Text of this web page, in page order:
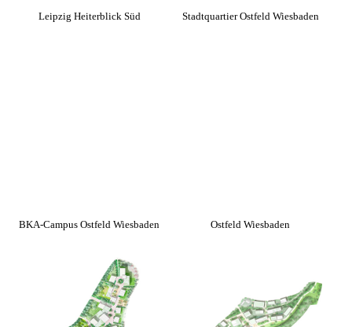
Leipzig Heiterblick Süd Stadtquartier Ostfeld Wiesbaden
BKA-Campus Ostfeld Wiesbaden Ostfeld Wiesbaden